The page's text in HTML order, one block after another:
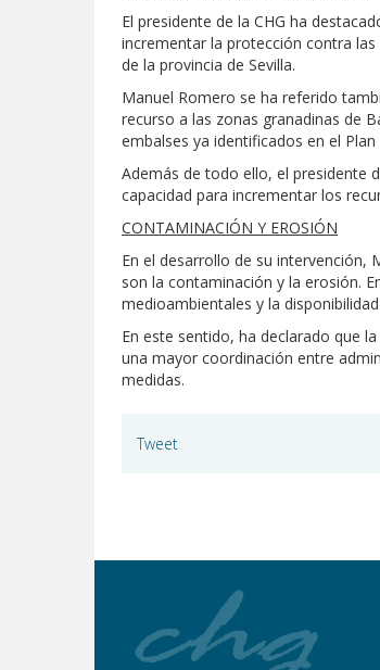
El presidente de la CHG ha
incrementar la protección contra
de la provincia de Sevilla.
Manuel Romero se ha referido
recurso a las zonas granadinas de
embalses ya identificados en el
Además de todo ello, el presidente
capacidad para incrementar los
CONTAMINACIÓN Y EROSIÓN
En el desarrollo de su intervención,
son la contaminación y la erosión.
medioambientales y la
En este sentido, ha declarado que
una mayor coordinación entre
medidas.
Tweet